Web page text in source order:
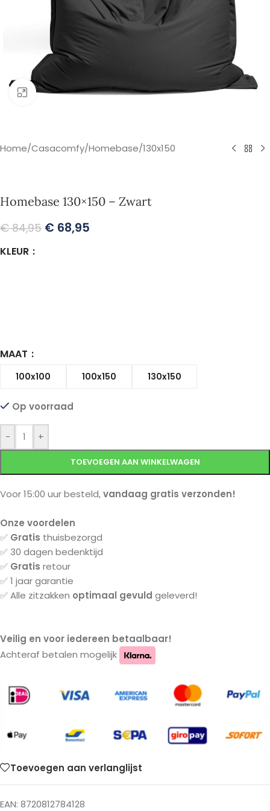
Klik om te vergroten
Home/Casacomfy/Homebase/130x150
Homebase 130×150 – Zwart
€84,95 € 68,95
KLEUR
MAAT
100x100 100x150 130x150
Op voorraad
- +
TOEVOEGEN AAN WINKELWAGEN
Voor 15:00 uur besteld,vandaag gratis verzonden!
Onze voordelen
✅ Gratis thuisbezorgd
✅ 30 dagen bedenktijd
✅ Gratis retour
✅ 1 jaar garantie
✅ Alle zitzakken optimaal gevuld geleverd!
Veilig en voor iedereen betaalbaar!
Achteraf betalen mogelijk
Toevoegen aan verlanglijst
EAN: 8720812784128